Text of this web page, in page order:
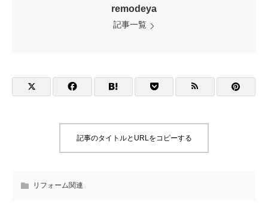
remodeya
記事一覧
記事のタイトルとURLをコピーする
リフォーム関連